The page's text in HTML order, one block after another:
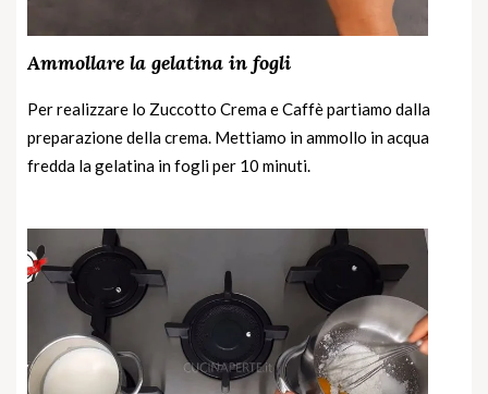
Ammollare la gelatina in fogli
Per realizzare lo Zuccotto Crema e Caffè partiamo dalla
preparazione della crema. Mettiamo in ammollo in acqua
fredda la gelatina in fogli per 10 minuti.